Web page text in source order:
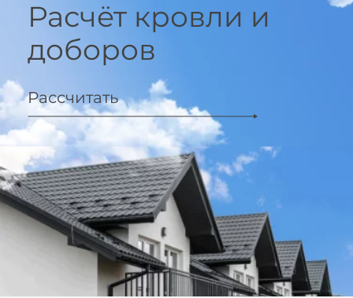
Расчёт кровли и
доборов
Рассчитать